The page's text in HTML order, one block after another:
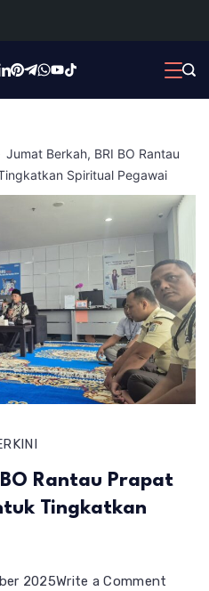
Jumat Berkah, BRI BO Rantau
Spiritual Pegawai
Rantau Prapat
Tingkatkan
2025Write a Comment